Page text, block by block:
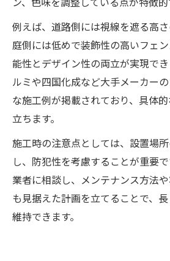
例えば、道路側には視線を遮る高さ
庭側には低めで装飾性の高いフェ
能性とデザイン性の両立が実現で
ルミや四国化成など大手メーカー
な施工例が掲載されており、具体
立ちます。
施工時の注意点としては、設置場
し、防犯性を考慮することが重要
業者に相談し、メンテナンス方法
も見据えた計画を立てることで、
維持できます。